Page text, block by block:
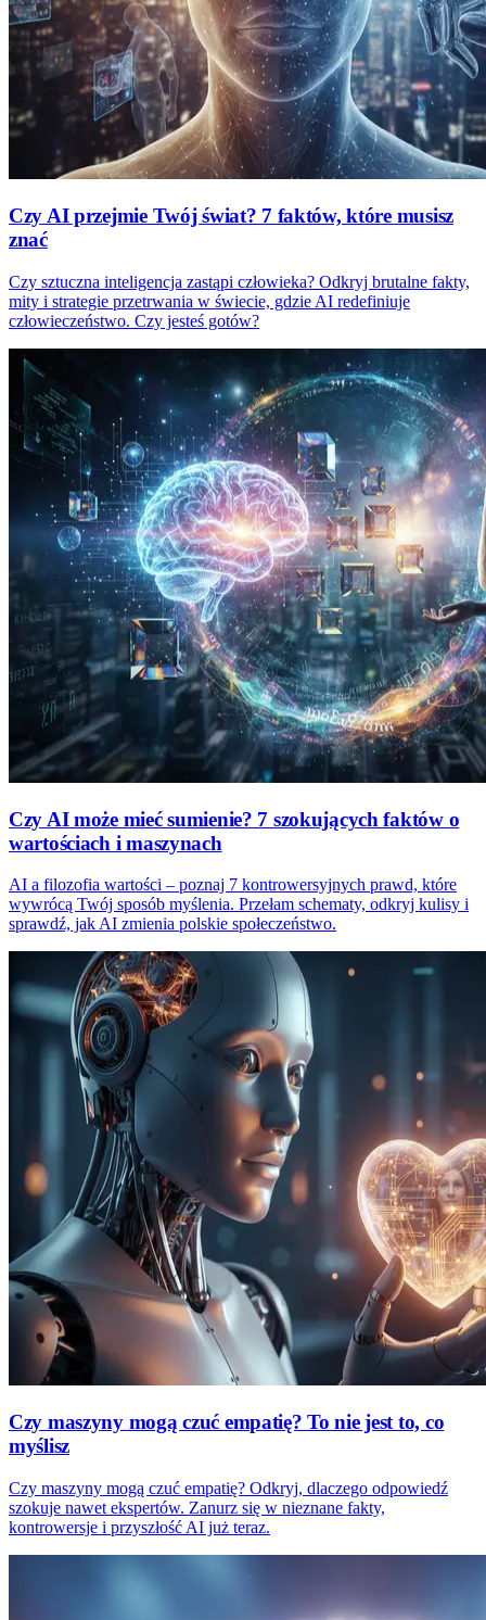
Czy AI przejmie Twój świat? 7 faktów, które musisz
znać
Czy sztuczna inteligencja zastąpi człowieka? Odkryj brutalne fakty,
mity i strategie przetrwania w świecie, gdzie AI redefiniuje
człowieczeństwo. Czy jesteś gotów?
Czy AI może mieć sumienie? 7 szokujących faktów o
wartościach i maszynach
AI a filozofia wartości – poznaj 7 kontrowersyjnych prawd, które
wywrócą Twój sposób myślenia. Przełam schematy, odkryj kulisy i
sprawdź, jak AI zmienia polskie społeczeństwo.
Czy maszyny mogą czuć empatię? To nie jest to, co
myślisz
Czy maszyny mogą czuć empatię? Odkryj, dlaczego odpowiedź
szokuje nawet ekspertów. Zanurz się w nieznane fakty,
kontrowersje i przyszłość AI już teraz.